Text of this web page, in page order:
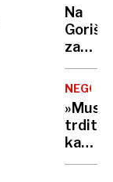
v
Ruandi
KLUBU
Na
za
…
trditve
kažejo